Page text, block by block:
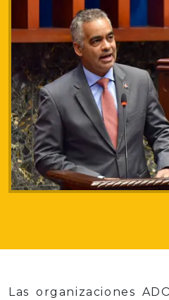
Las organizaciones